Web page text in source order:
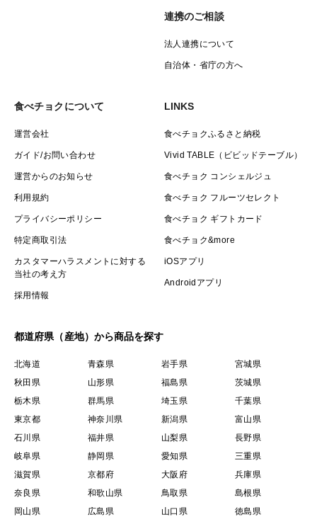
土用干しをすると風味UP＆保存性UP（やらなくても食
連携のご相談
法人連携について
自治体・省庁の方へ
食べチョクについて
運営会社
ガイド/お問い合わせ
運営からのお知らせ
利用規約
プライバシーポリシー
特定商取引法
カスタマーハラスメントに対する
当社の考え方
採用情報
LINKS
食べチョクふるさと納税
Vivid TABLE（ビビッドテーブル）
食べチョク コンシェルジュ
食べチョク フルーツセレクト
食べチョク ギフトカード
食べチョク&more
iOSアプリ
Androidアプリ
都道府県（産地）から商品を探す
北海道 青森県 岩手県
宮城県
秋田県
山形県 福島県
茨城県
栃木県
群馬県 埼玉県
千葉県
東京都
神奈川県 新潟県
富山県
石川県
福井県 山梨県
長野県
岐阜県
静岡県 愛知県
三重県
滋賀県
京都府 大阪府
兵庫県
奈良県
和歌山県 鳥取県
島根県
岡山県
広島県 山口県 徳島県